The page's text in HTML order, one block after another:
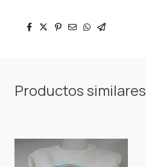
Productos similares